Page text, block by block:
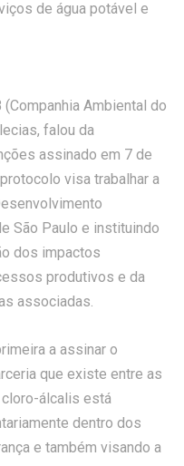
de água potável e
Ambiental do
falou da
assinado em 7 de
visa trabalhar a
São Paulo e instituindo
dos impactos
produtivos e da
associadas.
a assinar o
que existe entre as
álcalis está
dentro dos
e também visando a